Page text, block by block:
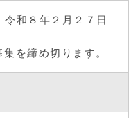
和８年２月２７日
を締め切ります。